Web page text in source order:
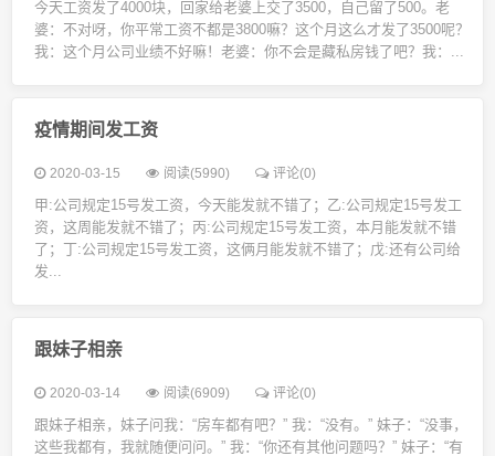
今天工资发了4000块，回家给老婆上交了3500，自己留了500。老
婆：不对呀，你平常工资不都是3800嘛？这个月这么才发了3500呢？
我：这个月公司业绩不好嘛！老婆：你不会是藏私房钱了吧？我：...
疫情期间发工资
2020-03-15 阅读(5990) 评论(0)
甲:公司规定15号发工资，今天能发就不错了；乙:公司规定15号发工
资，这周能发就不错了；丙:公司规定15号发工资，本月能发就不错
了；丁:公司规定15号发工资，这俩月能发就不错了；戊:还有公司给
发...
跟妹子相亲
2020-03-14 阅读(6909) 评论(0)
跟妹子相亲，妹子问我：“房车都有吧？” 我：“没有。” 妹子：“没事，
这些我都有，我就随便问问。” 我：“你还有其他问题吗？” 妹子：“有